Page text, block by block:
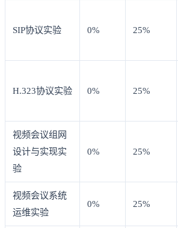
SIP协议实验 0% 25%
H.323协议实验 0% 25%
视频会议组网
设计与实现实
验
0% 25%
视频会议系统
运维实验
0% 25%